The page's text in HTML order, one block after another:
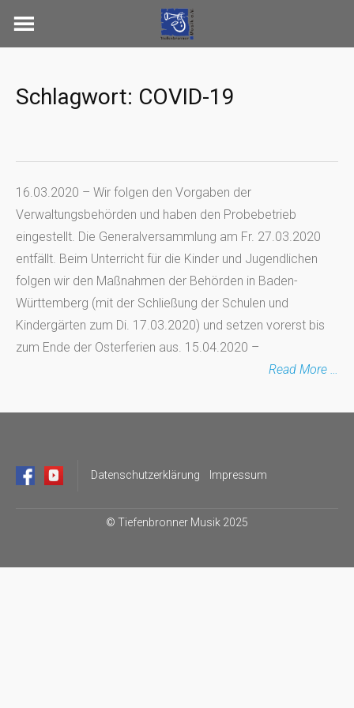
Schlagwort: COVID-19
16.03.2020 – Wir folgen den Vorgaben der
Verwaltungsbehörden und haben den Probebetrieb
eingestellt. Die Generalversammlung am Fr. 27.03.2020
entfällt. Beim Unterricht für die Kinder und Jugendlichen
folgen wir den Maßnahmen der Behörden in Baden-
Württemberg (mit der Schließung der Schulen und
Kindergärten zum Di. 17.03.2020) und setzen vorerst bis
zum Ende der Osterferien aus. 15.04.2020 –
Read More …
Datenschutzerklärung Impressum
© Tiefenbronner Musik 2025